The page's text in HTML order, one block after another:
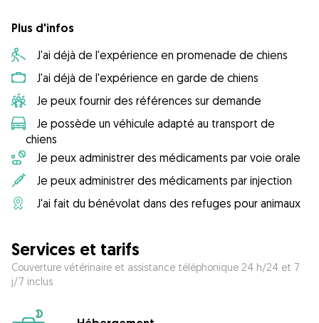
Plus d'infos
J'ai déjà de l'expérience en promenade de chiens
J'ai déjà de l'expérience en garde de chiens
Je peux fournir des références sur demande
Je possède un véhicule adapté au transport de
chiens
Je peux administrer des médicaments par voie orale
Je peux administrer des médicaments par injection
J'ai fait du bénévolat dans des refuges pour animaux
Services et tarifs
Couverture vétérinaire et assistance téléphonique 24 h/24 et 7
j/7 inclus